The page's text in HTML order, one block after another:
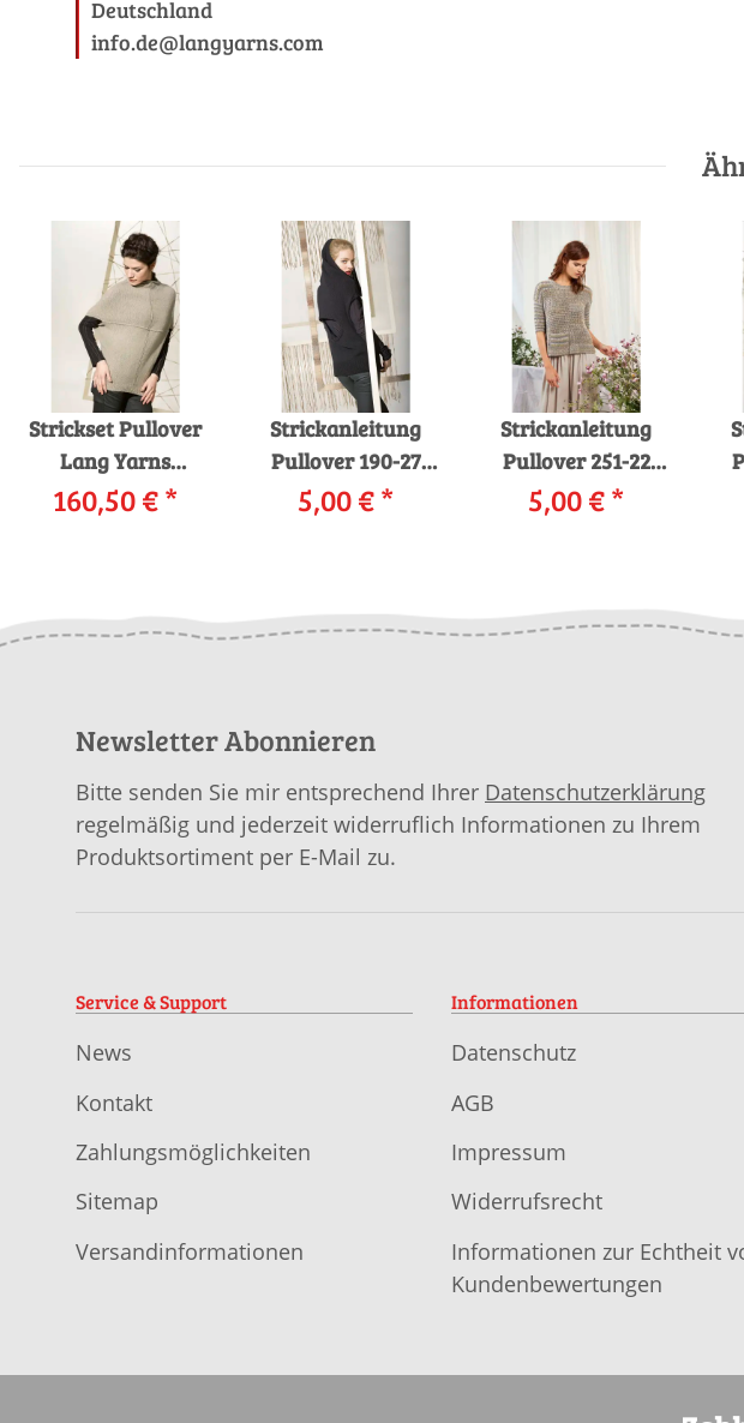
Deutschland
info.de@langyarns.com
Strickset Pullover
Lang Yarns
CASHMERE
PREMIUM mit
160,50 €*
Strickanleitung
Pullover 190-27
LANGYARNS
CASHMERE
5,00 €*
Strickanleitung
Pullover 251-22
LANGYARNS LINDA
als download
5,00 €*
Newsletter Abonnieren
Bitte senden Sie mir entsprechend Ihrer Datenschutzerklärung
regelmäßig und jederzeit widerruflich Informationen zu Ihrem
Produktsortiment per E-Mail zu.
Service & Support
News
Kontakt
Zahlungsmöglichkeiten
Sitemap
Versandinformationen
Informationen
Datenschutz
AGB
Impressum
Widerrufsrecht
Informationen zur Echtheit
Kundenbewertungen